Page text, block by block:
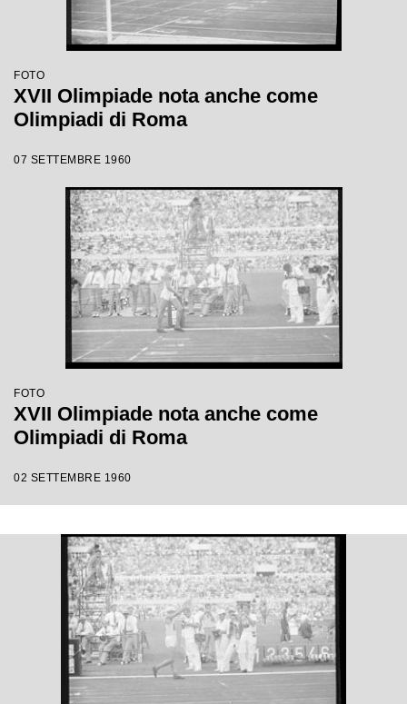
FOTO
XVII Olimpiade nota anche come
Olimpiadi di Roma
07 SETTEMBRE 1960
FOTO
XVII Olimpiade nota anche come
Olimpiadi di Roma
02 SETTEMBRE 1960